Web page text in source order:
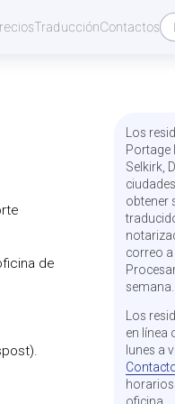
TraducciónContactos
de
Los
Portage
Selkirk,
obtener
correo a
semana.
Los
en línea
lunes a
horarios